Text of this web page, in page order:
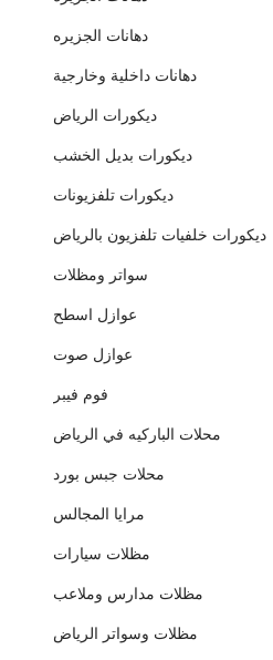
دهانات الجزيره
دهانات داخلية وخارجية
ديكورات الرياض
ديكورات بديل الخشب
ديكورات تلفزيونات
ديكورات خلفيات تلفزيون بالرياض
سواتر ومظلات
عوازل اسطح
عوازل صوت
فوم فيبر
محلات الباركيه في الرياض
محلات جبس بورد
مرايا المجالس
مظلات سيارات
مظلات مدارس وملاعب
مظلات وسواتر الرياض